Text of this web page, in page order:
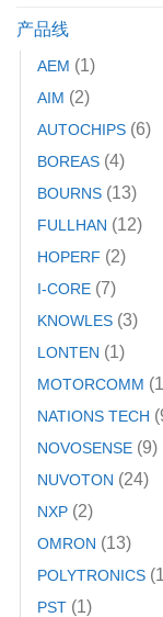
产品线
AEM (1)
AIM (2)
AUTOCHIPS (6)
BOREAS (4)
BOURNS (13)
FULLHAN (12)
HOPERF (2)
I-CORE (7)
KNOWLES (3)
LONTEN (1)
MOTORCOMM
NATIONS TECH
NOVOSENSE (9)
NUVOTON (24)
NXP (2)
OMRON (13)
POLYTRONICS
PST (1)